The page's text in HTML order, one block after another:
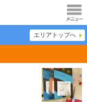
メニュ
ー
エリアトップへ